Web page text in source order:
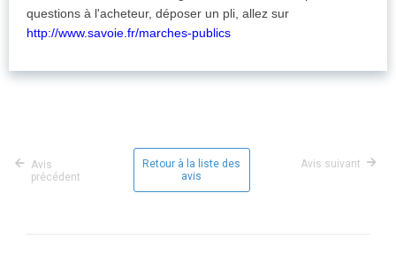
questions à l'acheteur, déposer un pli, allez sur
http://www.savoie.fr/marches-publics
Avis
précédent
Retour à la liste des
avis
Avis suivant